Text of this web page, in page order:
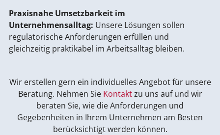
Praxisnahe Umsetzbarkeit im
Unternehmensalltag: Unsere Lösungen sollen
regulatorische Anforderungen erfüllen und
gleichzeitig praktikabel im Arbeitsalltag bleiben.
Wir erstellen gern ein individuelles Angebot für unsere
Beratung. Nehmen Sie Kontaktzu uns auf und wir
beraten Sie, wie die Anforderungen und
Gegebenheiten in Ihrem Unternehmen am Besten
berücksichtigt werden können.